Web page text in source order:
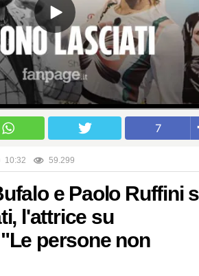
7
10:32 59.299
e Paolo Ruffini
l'attrice su
persone non